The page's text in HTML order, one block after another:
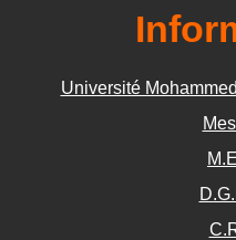
Université